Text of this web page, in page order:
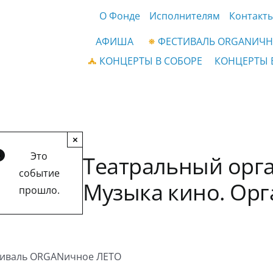
О Фонде Исполнителям
АФИША
ФЕСТИВАЛЬ
КОНЦЕРТЫ В СОБОРЕ
КОНЦЕРТЫ
Это
событие
прошло.
×
Театральный
Музыка кино.
ORGANичное ЛЕТО